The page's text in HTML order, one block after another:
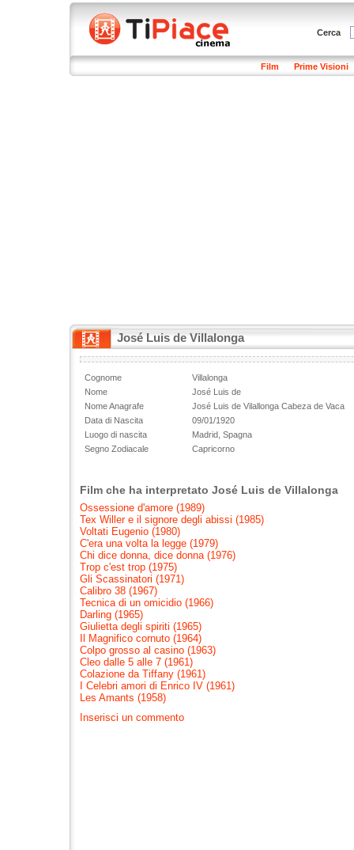
Cerca
Film Prime Visioni
José Luis de Villalonga
Cognome
Villalonga
Nome
José Luis de
Nome Anagrafe
José Luis de Vilallonga Cabeza de Vaca
Data di Nascita
09/01/1920
Luogo di nascita
Madrid, Spagna
Segno Zodiacale
Capricorno
Film che ha interpretato José Luis de Villalonga
Ossessione d'amore (1989)
Tex Willer e il signore degli abissi (1985)
Voltati Eugenio (1980)
C'era una volta la legge (1979)
Chi dice donna, dice donna (1976)
Trop c'est trop (1975)
Gli Scassinatori (1971)
Calibro 38 (1967)
Tecnica di un omicidio (1966)
Darling (1965)
Giulietta degli spiriti (1965)
Il Magnifico cornuto (1964)
Colpo grosso al casino (1963)
Cleo dalle 5 alle 7 (1961)
Colazione da Tiffany (1961)
I Celebri amori di Enrico IV (1961)
Les Amants (1958)
Inserisci un commento